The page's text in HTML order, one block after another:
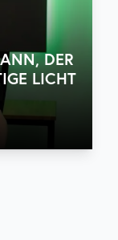
DER
LICHT